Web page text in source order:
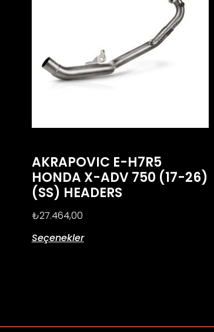
AKRAPOVIC E-H7R5
HONDA X-ADV 750 (17-26)
(SS) HEADERS
₺27.464,00
Seçenekler